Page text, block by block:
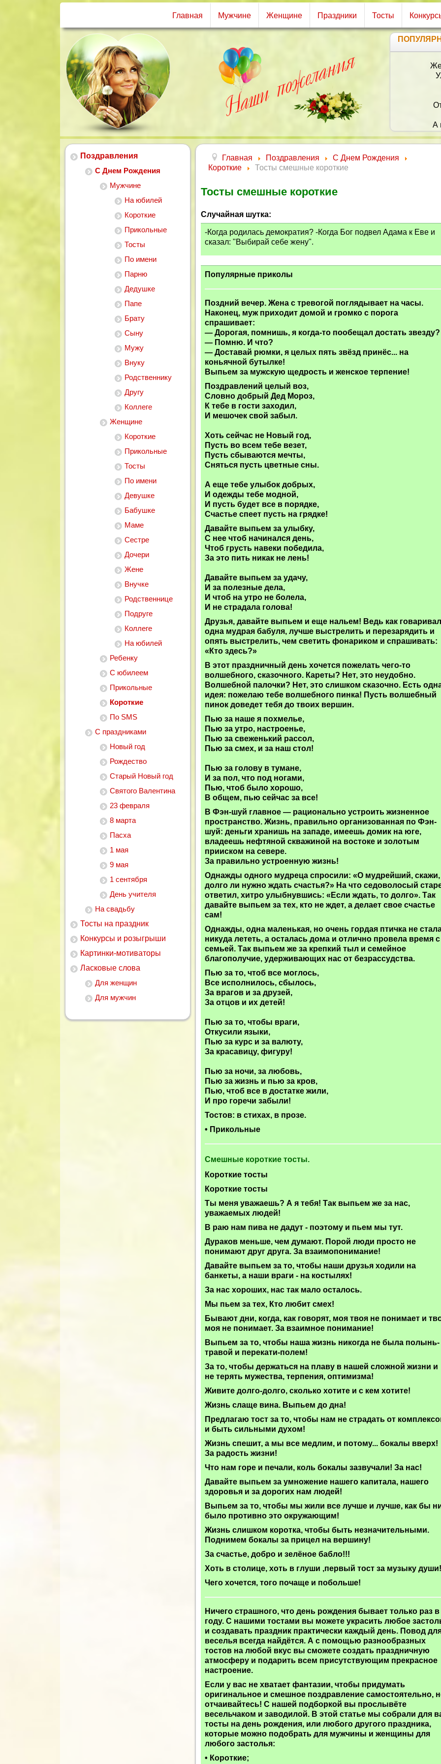
Главная Мужчине Женщине Праздники Тосты
А
Поздравления
С Днем Рождения
Мужчине
На юбилей
Короткие
Прикольные
Тосты
По имени
Парню
Дедушке
Папе
Брату
Сыну
Мужу
Внуку
Родственнику
Другу
Коллеге
Женщине
Короткие
Прикольные
Тосты
По имени
Девушке
Бабушке
Маме
Сестре
Дочери
Жене
Внучке
Родственнице
Подруге
Коллеге
На юбилей
Ребенку
С юбилеем
Прикольные
Короткие
По SMS
С праздниками
Новый год
Рождество
Старый Новый год
Святого Валентина
23 февраля
8 марта
Пасха
1 мая
9 мая
1 сентября
День учителя
На свадьбу
Тосты на праздник
Конкурсы и розыгрыши
Картинки-мотиваторы
Ласковые слова
Для женщин
Для мужчин
Главная Поздравления
С Днем Рождения
Короткие
Тосты смешные короткие
Тосты смешные короткие
Случайная шутка:
-Когда родилась демократия? -Когда Бог подвел Адама к Еве и
сказал: "Выбирай себе жену".
Популярные приколы
Поздний вечер. Жена с тревогой поглядывает на часы.
Наконец, муж приходит домой и громко с порога
спрашивает:
— Дорогая, помнишь, я когда-то пообещал достать звезду?
— Помню. И что?
— Доставай рюмки, я целых пять звёзд принёс... на
коньячной бутылке!
Выпьем за мужскую щедрость и женское терпение!
Поздравлений целый воз,
Словно добрый Дед Мороз,
К тебе в гости заходил,
И мешочек свой забыл.
Хоть сейчас не Новый год,
Пусть во всем тебе везет,
Пусть сбываются мечты,
Сняться пусть цветные сны.
А еще тебе улыбок добрых,
И одежды тебе модной,
И пусть будет все в порядке,
Счастье спеет пусть на грядке!
Давайте выпьем за улыбку,
С нее чтоб начинался день,
Чтоб грусть навеки победила,
За это пить никак не лень!
Давайте выпьем за удачу,
И за полезные дела,
И чтоб на утро не болела,
И не страдала голова!
Друзья, давайте выпьем и еще нальем! Ведь как
одна мудрая бабуля, лучше выстрелить и перезарядить и
опять выстрелить, чем светить фонариком и спрашивать:
«Кто здесь?»
В этот праздничный день хочется пожелать чего-то
волшебного, сказочного. Кареты? Нет, это неудобно.
Волшебной палочки? Нет, это слишком сказочно. Есть
идея: пожелаю тебе волшебного пинка! Пусть волшебный
пинок доведет тебя до твоих вершин.
Пью за наше я похмелье,
Пью за утро, настроенье,
Пью за свеженький рассол,
Пью за смех, и за наш стол!
Пью за голову в тумане,
И за пол, что под ногами,
Пью, чтоб было хорошо,
В общем, пью сейчас за все!
В Фэн-шуй главное — рационально устроить жизненное
пространство. Жизнь, правильно организованная по Фэн-
шуй: деньги хранишь на западе, имеешь домик на юге,
владеешь нефтяной скважиной на востоке и золотым
прииском на севере.
За правильно устроенную жизнь!
Однажды одного мудреца спросили: «О мудрейший, скажи,
долго ли нужно ждать счастья?» На что седоволосый
ответил, хитро улыбнувшись: «Если ждать, то долго». Так
давайте выпьем за тех, кто не ждет, а делает свое счастье
сам!
Однажды, одна маленькая, но очень гордая птичка не
никуда лететь, а осталась дома и отлично провела время с
семьей. Так выпьем же за крепкий тыл и семейное
благополучие, удерживающих нас от безрассудства.
Пью за то, чтоб все моглось,
Все исполнилось, сбылось,
За врагов и за друзей,
За отцов и их детей!
Пью за то, чтобы враги,
Откусили языки,
Пью за курс и за валюту,
За красавицу, фигуру!
Пью за ночи, за любовь,
Пью за жизнь и пью за кров,
Пью, чтоб все в достатке жили,
И про горечи забыли!
Тостов: в стихах, в прозе.
• Прикольные
Смешные короткие тосты.
Короткие тосты
Короткие тосты
Ты меня уважаешь? А я тебя! Так выпьем же за нас,
уважаемых людей!
В раю нам пива не дадут - поэтому и пьем мы тут.
Дураков меньше, чем думают. Порой люди просто не
понимают друг друга. За взаимопонимание!
Давайте выпьем за то, чтобы наши друзья ходили на
банкеты, а наши враги - на костылях!
За нас хороших, нас так мало осталось.
Мы пьем за тех, Кто любит смех!
Бывают дни, когда, как говорят, моя твоя не понимает и
моя не понимает. За взаимное понимание!
Выпьем за то, чтобы наша жизнь никогда не была полынь-
травой и перекати-полем!
За то, чтобы держаться на плаву в нашей сложной жизни и
не терять мужества, терпения, оптимизма!
Живите долго-долго, сколько хотите и с кем хотите!
Жизнь слаще вина. Выпьем до дна!
Предлагаю тост за то, чтобы нам не страдать от
и быть сильными духом!
Жизнь спешит, а мы все медлим, и потому... бокалы вверх!
За радость жизни!
Что нам горе и печали, коль бокалы зазвучали! За нас!
Давайте выпьем за умножение нашего капитала, нашего
здоровья и за дорогих нам людей!
Выпьем за то, чтобы мы жили все лучше и лучше, как бы
было противно это окружающим!
Жизнь слишком коротка, чтобы быть незначительными.
Поднимем бокалы за прицел на вершину!
За счастье, добро и зелёное бабло!!!
Хоть в столице, хоть в глуши ,первый тост за музыку души!
Чего хочется, того почаще и побольше!
Ничего страшного, что день рождения бывает только раз в
году. С нашими тостами вы можете украсить любое
и создавать праздник практически каждый день. Повод
веселья всегда найдётся. А с помощью разнообразных
тостов на любой вкус вы сможете создать праздничную
атмосферу и подарить всем присутствующим прекрасное
настроение.
Если у вас не хватает фантазии, чтобы придумать
оригинальное и смешное поздравление самостоятельно,
отчаивайтесь! С нашей подборкой вы прослывёте
весельчаком и заводилой. В этой статье мы собрали для
тосты на день рождения, или любого другого праздника,
которые можно подобрать для мужчины и женщины для
любого застолья:
• Короткие;